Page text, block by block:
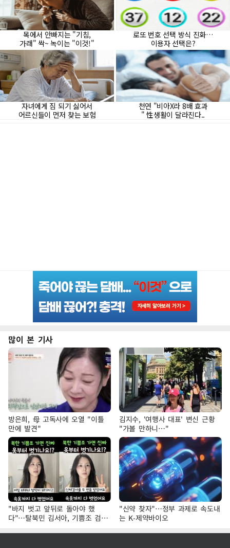
많이 본 기사
방은희, 母 고독사에 오열 "이틀
만에 발견"
김지수, '여행사 대표' 변신 근황
"가볼 만하니…"
"바지 벗고 앞뒤로 돌아야 했
다"…탈북민 김서아, 기쁨조 검사
수치심 회상
"신약 찾자"…정부 과제로 속도내
는 K-제약바이오